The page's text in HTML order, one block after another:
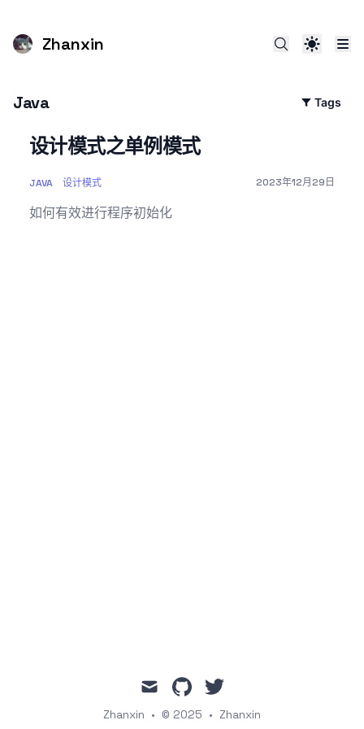
Zhanxin
Java Tags
设计模式之单例模式
JAVA 设计模式 Published on
2023年12月29日
如何有效进行程序初始化
mail githubtwitter
Zhanxin • © 2025 • Zhanxin